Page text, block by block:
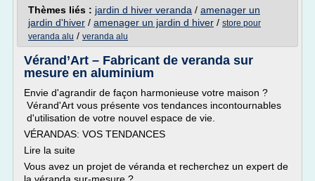
Thèmes liés : jardin d hiver veranda / amenager un
jardin d'hiver / amenager un jardin d hiver / store pour
veranda alu / veranda alu
Vérand’Art – Fabricant de veranda sur
mesure en aluminium
Envie d'agrandir de façon harmonieuse votre maison ?
Vérand'Art vous présente vos tendances incontournables
d'utilisation de votre nouvel espace de vie.
VÉRANDAS: VOS TENDANCES
Lire la suite
Vous avez un projet de véranda et recherchez un expert de